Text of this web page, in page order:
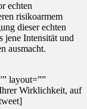
echten
risikoarmem
dieser echten
jene Intensität und
ausmacht.
layout=””
Wirklichkeit, auf